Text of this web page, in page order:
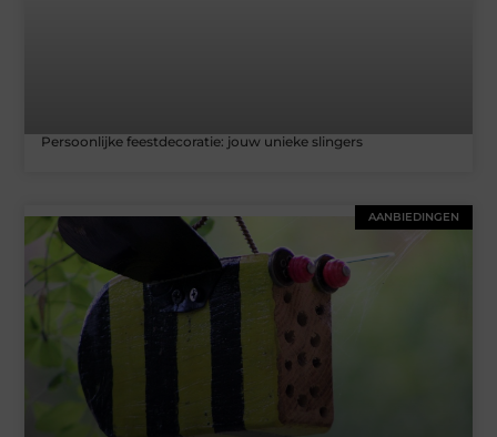
Persoonlijke feestdecoratie: jouw unieke slingers
AANBIEDINGEN